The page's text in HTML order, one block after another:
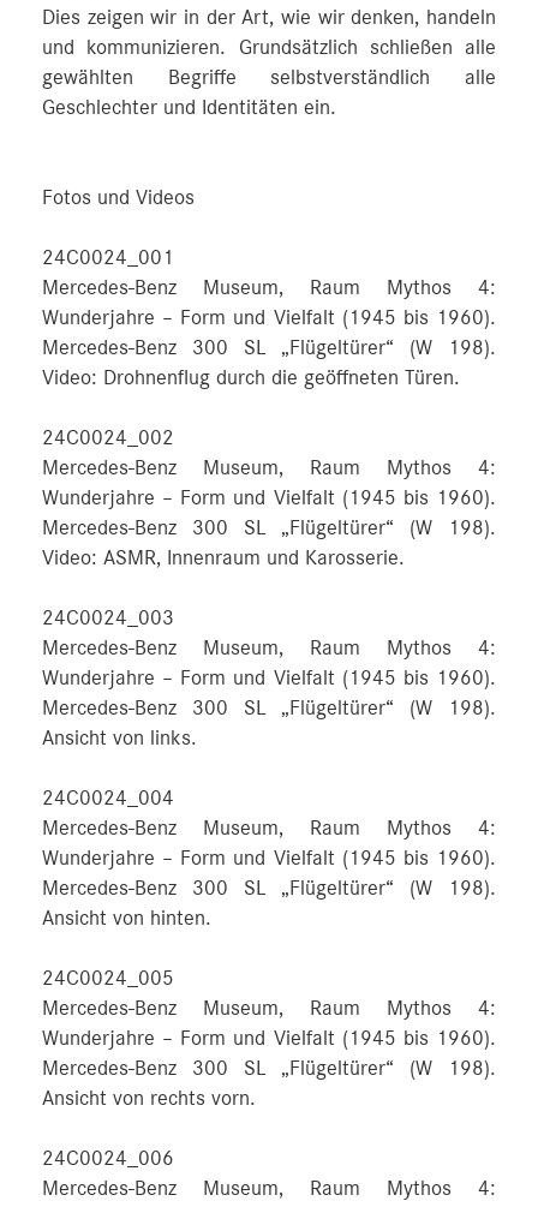
Dies zeigen wir in der Art, wie wir denken, handeln
und kommunizieren. Grundsätzlich schließen alle
gewählten Begriffe selbstverständlich alle
Geschlechter und Identitäten ein.
Fotos und Videos
24C0024_001
Mercedes-Benz Museum, Raum Mythos 4:
Wunderjahre – Form und Vielfalt (1945 bis 1960).
Mercedes-Benz 300 SL „Flügeltürer“ (W 198).
Video: Drohnenflug durch die geöffneten Türen.
24C0024_002
Mercedes-Benz Museum, Raum Mythos 4:
Wunderjahre – Form und Vielfalt (1945 bis 1960).
Mercedes-Benz 300 SL „Flügeltürer“ (W 198).
Video: ASMR, Innenraum und Karosserie.
24C0024_003
Mercedes-Benz Museum, Raum Mythos 4:
Wunderjahre – Form und Vielfalt (1945 bis 1960).
Mercedes-Benz 300 SL „Flügeltürer“ (W 198).
Ansicht von links.
24C0024_004
Mercedes-Benz Museum, Raum Mythos 4:
Wunderjahre – Form und Vielfalt (1945 bis 1960).
Mercedes-Benz 300 SL „Flügeltürer“ (W 198).
Ansicht von hinten.
24C0024_005
Mercedes-Benz Museum, Raum Mythos 4:
Wunderjahre – Form und Vielfalt (1945 bis 1960).
Mercedes-Benz 300 SL „Flügeltürer“ (W 198).
Ansicht von rechts vorn.
24C0024_006
Mercedes-Benz Museum, Raum Mythos 4: